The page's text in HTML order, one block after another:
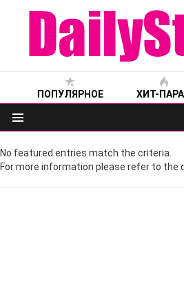
ПОПУЛЯРНОЕ ХИТ-
Меню
No featured entries match the criteria.
For more information please refer to the